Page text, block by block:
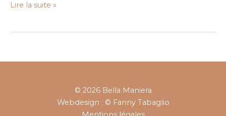
Lire la suite »
© 2026 Bella Maniera
Webdesign : © Fanny Tabaglio